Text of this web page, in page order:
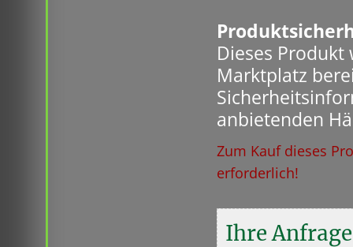
Dieses Produkt
Marktplatz
anbietenden
Zum Kauf dieses
erforderlich!
Ihre Anfrage